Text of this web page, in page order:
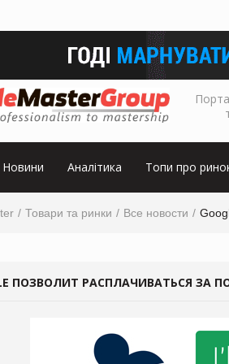
Новини Аналітика Топи про
Товари та ринки Все новости
ПОЗВОЛИТ РАСПЛАЧИВАТЬСЯ ЗА